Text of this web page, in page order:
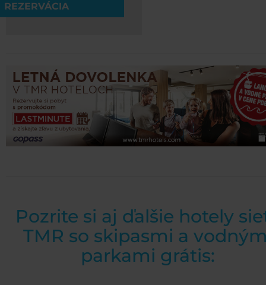
REZERVÁCIA
Pozrite si aj ďalšie hotely
TMR so skipasmi a
parkami grátis: